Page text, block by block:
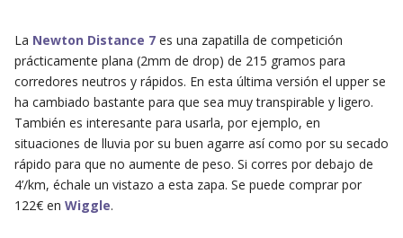
La Newton Distance 7es una zapatilla de competición
prácticamente plana (2mm de drop) de 215 gramos para
corredores neutros y rápidos. En esta última versión el upper se
ha cambiado bastante para que sea muy transpirable y ligero.
También es interesante para usarla, por ejemplo, en
situaciones de lluvia por su buen agarre así como por su secado
rápido para que no aumente de peso. Si corres por debajo de
4’/km, échale un vistazo a esta zapa. Se puede comprar por
122€ en Wiggle.